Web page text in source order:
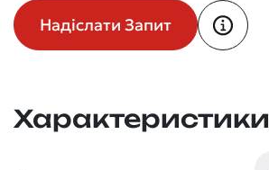
Надіслати Запит
Характеристики